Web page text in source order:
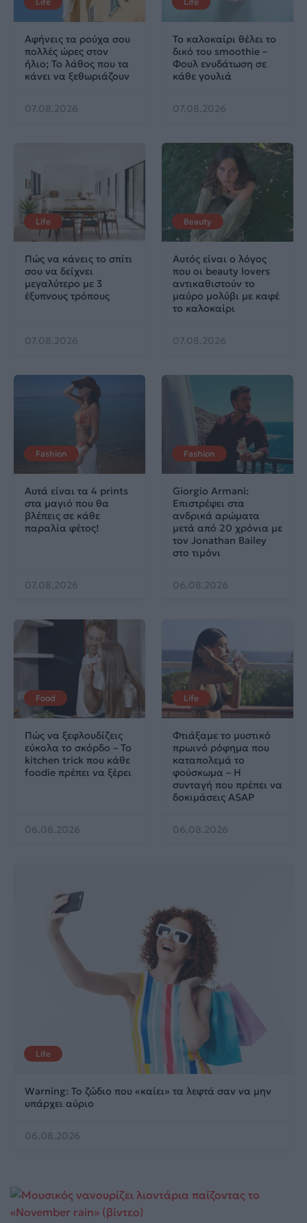
Αφήνεις τα ρούχα σου
πολλές ώρες στον
ήλιο; Το λάθος που τα
κάνει να ξεθωριάζουν
07.08.2026
Το καλοκαίρι θέλει το
δικό του smoothie –
Φουλ ενυδάτωση σε
κάθε γουλιά
07.08.2026
Life
Πώς να κάνεις το σπίτι
σου να δείχνει
μεγαλύτερο με 3
έξυπνους τρόπους
07.08.2026
Beauty
Αυτός είναι ο λόγος
που οι beauty lovers
αντικαθιστούν το
μαύρο μολύβι με καφέ
το καλοκαίρι
07.08.2026
Fashion
Αυτά είναι τα 4 prints
στα μαγιό που θα
βλέπεις σε κάθε
παραλία φέτος!
07.08.2026
Fashion
Giorgio Armani:
Επιστρέφει στα
ανδρικά αρώματα
μετά από 20 χρόνια με
τον Jonathan Bailey
στο τιμόνι
06.08.2026
Food
Πώς να ξεφλουδίζεις
εύκολα το σκόρδο – Το
kitchen trick που κάθε
foodie πρέπει να ξέρει
06.08.2026
Life
Φτιάξαμε το μυστικό
πρωινό ρόφημα που
καταπολεμά το
φούσκωμα – Η
συνταγή που πρέπει να
δοκιμάσεις ASAP
06.08.2026
Life
Warning: Το ζώδιο που «καίει» τα λεφτά σαν να μην
υπάρχει αύριο
06.08.2026